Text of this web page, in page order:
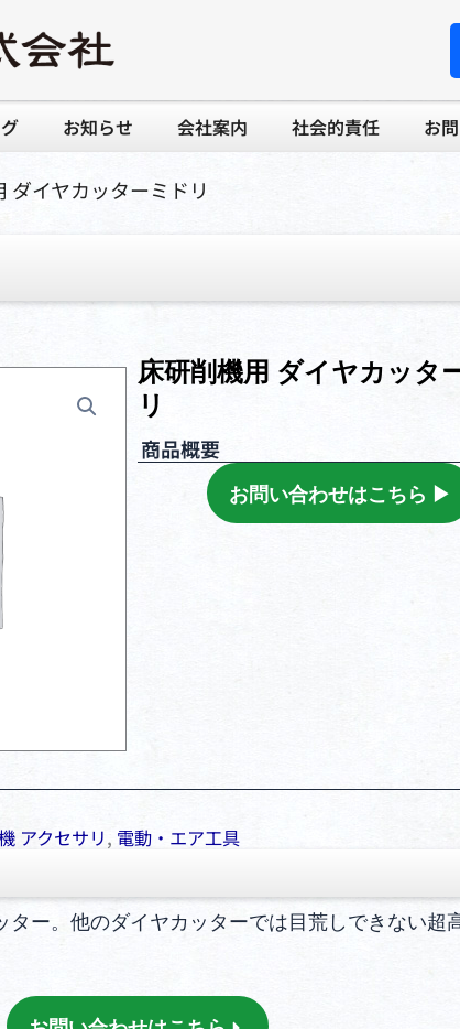
お知らせ 会社案内 社会的責任 お
ダイヤカッターミドリ
床研削機用 ダイヤカッタ
リ
商品概要
お問い合わせはこちら ▶︎
アクセサリ, 電動・エア⼯具
ター。他のダイヤカッターでは目荒しできない超